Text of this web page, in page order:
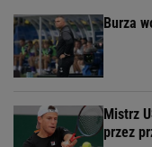
Burza
Mistrz
przez